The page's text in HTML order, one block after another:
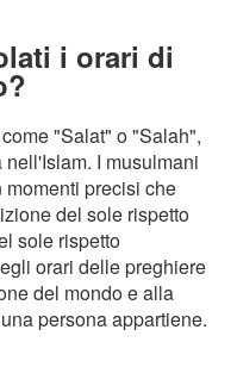
i orari di
"Salat" o "Salah",
I musulmani
precisi che
del sole rispetto
sole rispetto
orari delle preghiere
del mondo e alla
persona appartiene.